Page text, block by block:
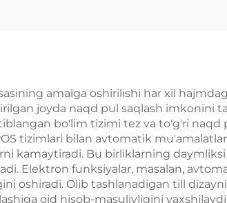
amalga oshirilishi har xil
joyda naqd pul saqlash imkonini
bo'lim tizimi tez va to'g'ri naqd
tizimlari bilan avtomatik
kamaytiradi. Bu birliklarning
Elektron funksiyalar, masalan,
oshiradi. Olib tashlanadigan till
oid hisob-masuliyligini